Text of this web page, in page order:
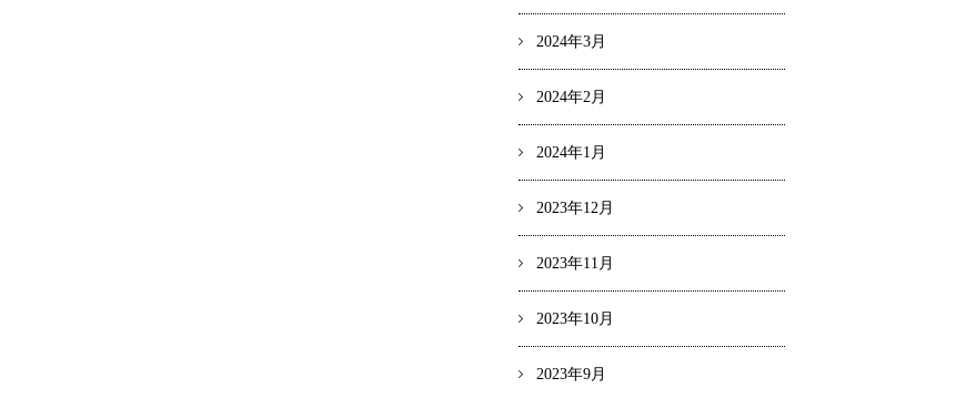
2024年3月
2024年2月
2024年1月
2023年12月
2023年11月
2023年10月
2023年9月